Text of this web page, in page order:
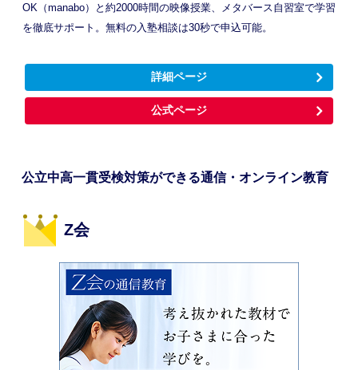
OK（manabo）と約2000時間の映像授業、メタバース自習室で学習
を徹底サポート。無料の入塾相談は30秒で申込可能。
詳細ページ
公式ページ
公立中高一貫受検対策ができる通信・オンライン教育
Z会